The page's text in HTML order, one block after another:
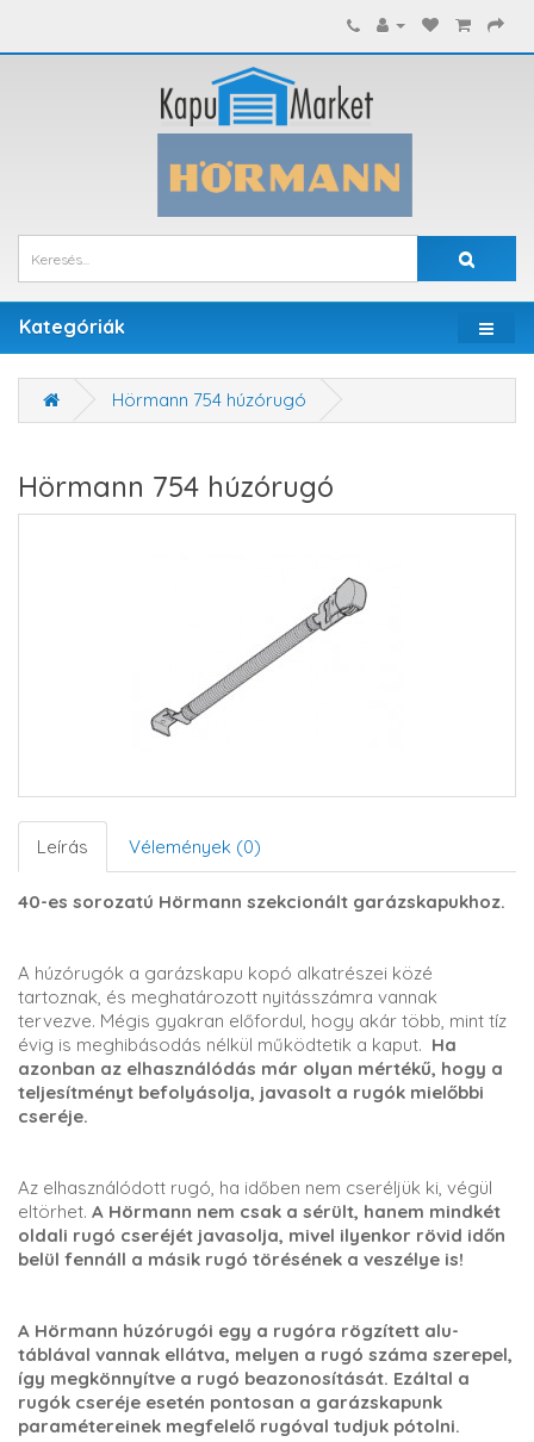
Kategóriák
Hörmann 754 húzórugó
Hörmann 754 húzórugó
Leírás Vélemények (0)
40-es sorozatú Hörmann szekcionált garázskapukhoz.
A húzórugók a garázskapu kopó alkatrészei közé
tartoznak, és meghatározott nyitásszámra vannak
tervezve. Mégis gyakran előfordul, hogy akár több, mint tíz
évig is meghibásodás nélkül működtetik a kaput. Ha
azonban az elhasználódás már olyan mértékű, hogy a
teljesítményt befolyásolja, javasolt a rugók mielőbbi
cseréje.
Az elhasználódott rugó, ha időben nem cseréljük ki, végül
eltörhet. A Hörmann nem csak a sérült, hanem mindkét
oldali rugó cseréjét javasolja, mivel ilyenkor rövid időn
belül fennáll a másik rugó törésének a veszélye is!
A Hörmann húzórugói egy a rugóra rögzített alu-
táblával vannak ellátva, melyen a rugó száma szerepel,
így megkönnyítve a rugó beazonosítását. Ezáltal a
rugók cseréje esetén pontosan a garázskapunk
paramétereinek megfelelő rugóval tudjuk pótolni.